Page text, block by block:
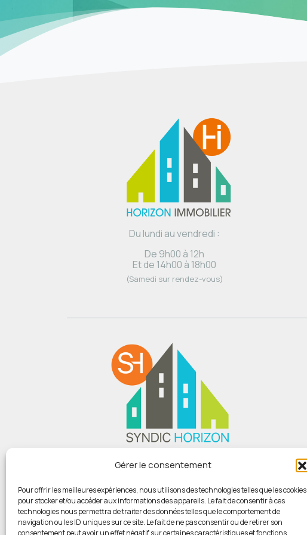
Gérer le consentement
Pour offrir les meilleures expériences, nous utilisons des technologies telles que les cookies
pour stocker et/ou accéder aux informations des appareils. Le fait de consentir à ces
technologies nous permettra de traiter des données telles que le comportement de
navigation ou les ID uniques sur ce site. Le fait de ne pas consentir ou de retirer son
consentement peut avoir un effet négatif sur certaines caractéristiques et fonctions.
Du lundi au vendredi :
De 9h00 à 12h
Et de 14h00 à 18h00
(Samedi sur rendez-vous)
Du lundi au vendredi :
Et de 14h00 à 18h00
(Samedi sur rendez-vous)